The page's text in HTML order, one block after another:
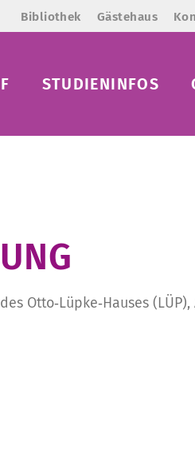
Bibliothek Gästehaus
STUDIENINFOS
des Otto‑Lüpke‑Hauses (LÜP),